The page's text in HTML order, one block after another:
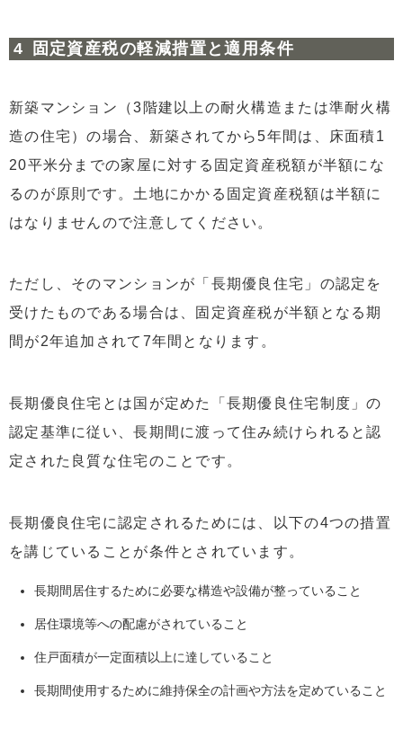
固定資産税の軽減措置と適用条件
新築マンション（3階建以上の耐火構造または準耐火構
造の住宅）の場合、新築されてから5年間は、床面積1
20平米分までの家屋に対する固定資産税額が半額にな
るのが原則です。土地にかかる固定資産税額は半額に
はなりませんので注意してください。
ただし、そのマンションが「長期優良住宅」の認定を
受けたものである場合は、固定資産税が半額となる期
間が2年追加されて7年間となります。
長期優良住宅とは国が定めた「長期優良住宅制度」の
認定基準に従い、長期間に渡って住み続けられると認
定された良質な住宅のことです。
長期優良住宅に認定されるためには、以下の4つの措置
を講じていることが条件とされています。
長期間居住するために必要な構造や設備が整っていること
居住環境等への配慮がされていること
住戸面積が一定面積以上に達していること
長期間使用するために維持保全の計画や方法を定めていること